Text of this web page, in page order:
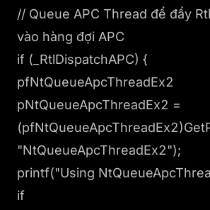
// Queue APC Thread để đẩy
vào hàng đợi APC
if (_RtlDispatchAPC) {
pfNtQueueApcThreadEx2
pNtQueueApcThreadEx2 =
"NtQueueApcThreadEx2");
printf("Using
if